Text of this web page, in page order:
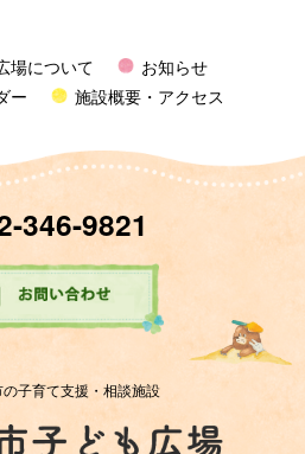
場について
お知らせ
ー
施設概要・アクセス
346-9821
子育て支援・相談施設